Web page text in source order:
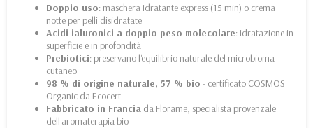
Doppio uso: maschera idratante express (15 min) o crema
notte per pelli disidratate
Acidi ialuronici a doppio peso molecolare: idratazione in
superficie e in profondità
Prebiotici: preservano l'equilibrio naturale del microbioma
cutaneo
98 % di origine naturale, 57 % bio - certificato COSMOS
Organic da Ecocert
Fabbricato in Francia da Florame, specialista provenzale
dell'aromaterapia bio